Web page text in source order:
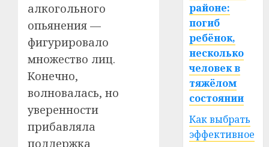
алкогольного
опьянения —
фигурировало
множество лиц.
Конечно,
волновалась, но
уверенности
прибавляла
поддержка
районе:
погиб
ребёнок,
несколько
человек в
тяжёлом
состоянии
Как выбрать
эффективное